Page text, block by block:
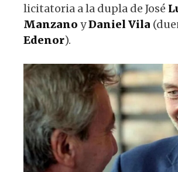
licitatoria a la dupla de José
Manzano yDaniel Vila
Edenor).